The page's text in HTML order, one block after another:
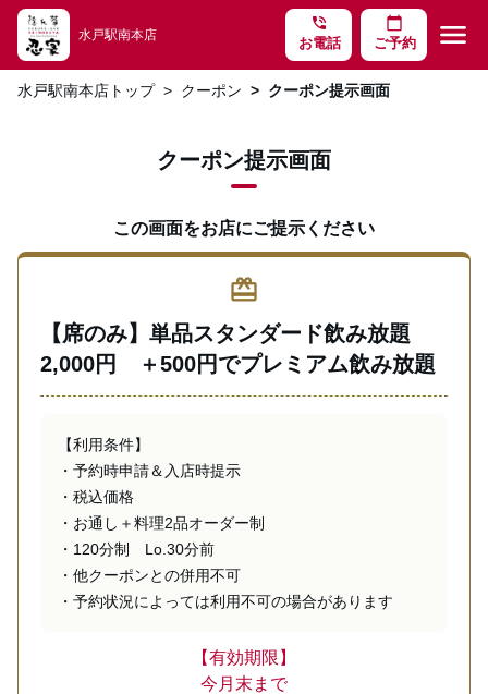
phone_in_talk
お電話
calendar_today
ご予約 menu
水戸駅南本店
水戸駅南本店トップ クーポン クーポン提示画面
クーポン提示画面
この画面をお店にご提示ください
redeem
【席のみ】単品スタンダード飲み放題
2,000円 ＋500円でプレミアム飲み放題
【利用条件】
・予約時申請＆入店時提示
・税込価格
・お通し＋料理2品オーダー制
・120分制　Lo.30分前
・他クーポンとの併用不可
・予約状況によっては利用不可の場合があります
【有効期限】
今月末まで